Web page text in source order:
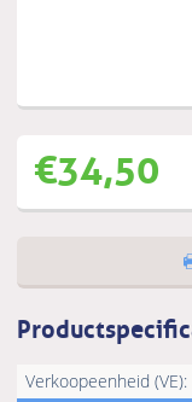
€34,50
Verkoopeenheid (VE):